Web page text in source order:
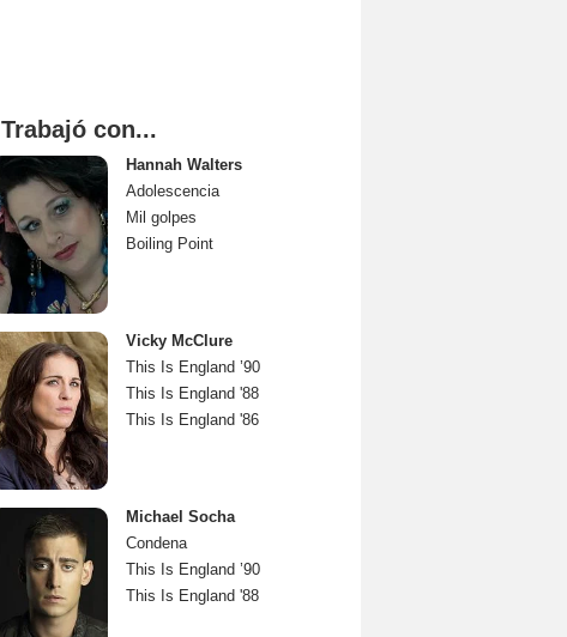
Trabajó con...
Hannah Walters
Adolescencia
Mil golpes
Boiling Point
Vicky McClure
This Is England ’90
This Is England '88
This Is England '86
Michael Socha
Condena
This Is England ’90
This Is England '88